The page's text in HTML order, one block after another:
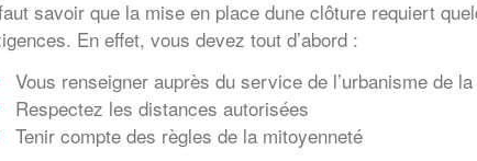
savoir que la mise en place dune clôture requiert
En effet, vous devez tout d’abord :
Vous renseigner auprès du service de l’urbanisme de
Respectez les distances autorisées
Tenir compte des règles de la mitoyenneté